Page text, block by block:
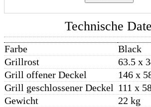
Technische
Farbe
Black
Grillrost
63.5 x
Grill offener Deckel
146 x
Grill geschlossener Deckel 111 x
Gewicht
22 kg